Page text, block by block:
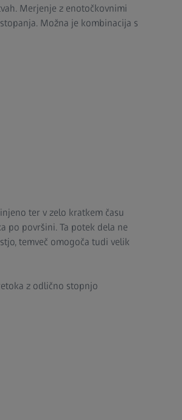
Merjenje z enotočkovnimi
Možna je kombinacija s
ter v zelo kratkem času
po površini. Ta potek dela ne
temveč omogoča tudi velik
z odlično stopnjo